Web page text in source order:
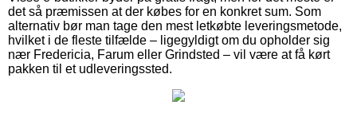
det så præmissen at der købes for en konkret sum. Som
alternativ bør man tage den mest letkøbte leveringsmetode,
hvilket i de fleste tilfælde – ligegyldigt om du opholder sig
nær Fredericia, Farum eller Grindsted – vil være at få kørt
pakken til et udleveringssted.